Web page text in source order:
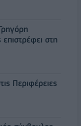
στη
Περιφέρειες